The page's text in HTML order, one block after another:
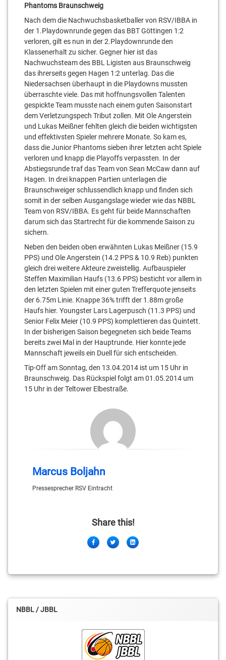
Phantoms Braunschweig
Nach dem die Nachwuchsbasketballer von RSV/IBBA in
der 1.Playdownrunde gegen das BBT Göttingen 1:2
verloren, gilt es nun in der 2.Playdownrunde den
Klassenerhalt zu sicher. Gegner hier ist das
Nachwuchsteam des BBL Ligisten aus Braunschweig
das ihrerseits gegen Hagen 1:2 unterlag. Das die
Niedersachsen überhaupt in die Playdowns mussten
überraschte viele. Das mit hoffnungsvollen Talenten
gespickte Team musste nach einem guten Saisonstart
dem Verletzungspech Tribut zollen. Mit Ole Angerstein
und Lukas Meißner fehlten gleich die beiden wichtigsten
und effektivsten Spieler mehrere Monate. So kam es,
dass die Junior Phantoms sieben ihrer letzten acht Spiele
verloren und knapp die Playoffs verpassten. In der
Abstiegsrunde traf das Team von Sean McCaw dann auf
Hagen. In drei knappen Partien unterlagen die
Braunschweiger schlussendlich knapp und finden sich
somit in der selben Ausgangslage wieder wie das NBBL
Team von RSV/IBBA. Es geht für beide Mannschaften
darum sich das Startrecht für die kommende Saison zu
sichern.
Neben den beiden oben erwähnten Lukas Meißner (15.9
PPS) und Ole Angerstein (14.2 PPS & 10.9 Reb) punkten
gleich drei weitere Akteure zweistellig. Aufbauspieler
Steffen Maximilian Haufs (13.6 PPS) besticht vor allem in
den letzten Spielen mit einer guten Trefferquote jenseits
der 6.75m Linie. Knappe 36% trifft der 1.88m große
Haufs hier. Youngster Lars Lagerpusch (11.3 PPS) und
Senior Felix Meier (10.9 PPS) komplettieren das Quintett.
In der bisherigen Saison begegneten sich beide Teams
bereits zwei Mal in der Hauptrunde. Hier konnte jede
Mannschaft jeweils ein Duell für sich entscheiden.
Tip-Off am Sonntag, den 13.04.2014 ist um 15 Uhr in
Braunschweig. Das Rückspiel folgt am 01.05.2014 um
15 Uhr in der Teltower Elbestraße.
Marcus Boljahn
Pressesprecher RSV Eintracht
Share this!
FacebookTwitterLinkedIn
NBBL / JBBL